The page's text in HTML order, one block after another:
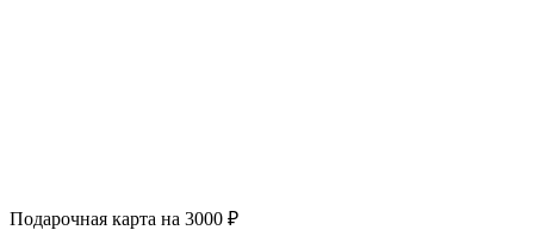
Подарочная карта на 3000 ₽